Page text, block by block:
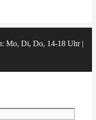
Mo, Di, Do, 14-18 Uhr |